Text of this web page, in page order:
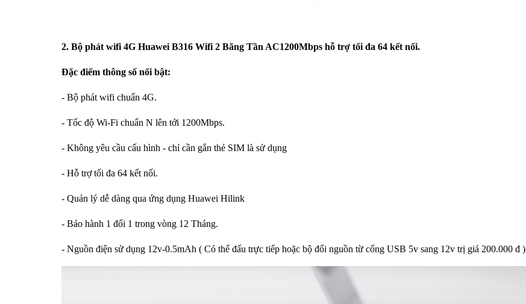
2. Bộ phát wifi 4G Huawei B316 Wifi 2 Băng Tần AC1200Mbps hỗ trợ tối đa 64 kết nối.
Đặc điểm thông số nổi bật:
- Bộ phát wifi chuẩn 4G.
- Tốc độ Wi-Fi chuẩn N lên tới 1200Mbps.
- Không yêu cầu cấu hình - chỉ cần gắn thẻ SIM là sử dụng
- Hỗ trợ tối đa 64 kết nối.
- Quản lý dễ dàng qua ứng dụng Huawei Hilink
- Bảo hành 1 đổi 1 trong vòng 12 Tháng.
- Nguồn điện sử dụng 12v-0.5mAh ( Có thể đấu trực tiếp hoặc bộ đổi nguồn từ cổng USB 5v sang 12v trị giá 200.000 đ )